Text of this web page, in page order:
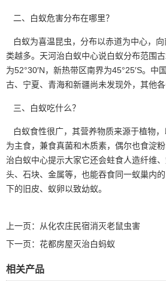
二、白蚁危害分布在哪里？
白蚁为喜温昆虫，分布以赤道为中心，
类越多。天河治白蚁中心说白蚁分布范围
为52°30′N，新热带区南界为45°25′S。中
古、宁夏、青海和新疆尚未发现外，其他各
三、白蚁吃什么？
白蚁食性很广，其营养物质来源于植物
为主食，兼食真菌和木质素，偶尔也食淀
治白蚁中心提示大家它还会蛀食人造纤维
头、石块、金属等，也能吞食同一蚁巢内
下的旧皮、蚁卵以致幼蚁。
上一页：
从化农庄民宿消灭老鼠虫害
下一页： 花都房屋灭治白蚂蚁
相关产品